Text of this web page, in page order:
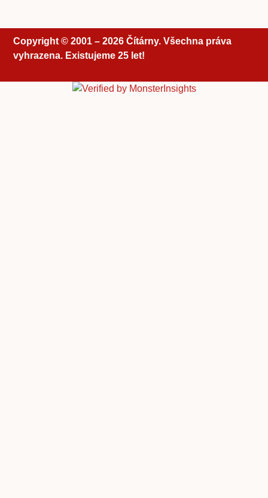
Copyright © 2001 – 2026 Čítárny. Všechna práva
vyhrazena. Existujeme 25 let!